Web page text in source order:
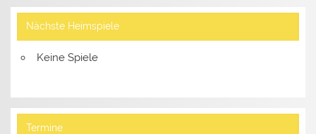
Nächste Heimspiele
Keine Spiele
Termine